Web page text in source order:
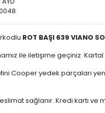
ROT BAŞI 639 VIANO
ile iletişime geçiniz.
Cooper yedek parçaları
sağlanır. Kredi kartı ve